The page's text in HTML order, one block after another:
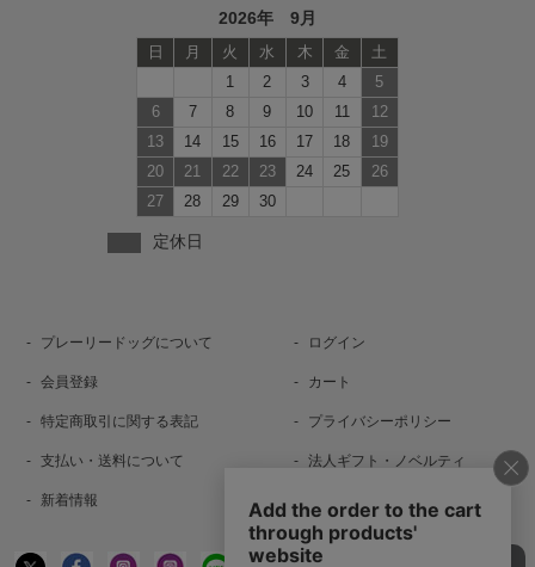
2026年 9月
日 月 火 水 木 金
土
1
2 3 4
5
6
7 8 9 10 11
12
13
14 15 16 17 18
19
20
21 22 23 24 25
26
27
28 29 30
定休日
プレーリードッグについて ログイン
会員登録 カート
特定商取引に関する表記 プライバシーポリシー
支払い・送料について 法人ギフト・ノベルティ
新着情報